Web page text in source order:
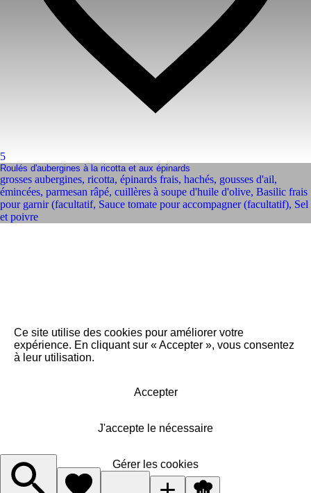
5
Roulés d'aubergines à la ricotta et aux épinards
grosses aubergines, ricotta, épinards frais, hachés, gousses d'ail,
émincées, parmesan râpé, cuillères à soupe d'huile d'olive, Basilic frais
pour garnir (facultatif, Sauce tomate pour accompagner (facultatif), Sel
et poivre
Ce site utilise des cookies pour améliorer votre
expérience. En cliquant sur « Accepter », vous consentez
à leur utilisation.
Accepter
J'accepte le nécessaire
Gérer les cookies